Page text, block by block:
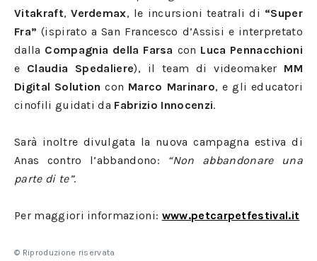
Vitakraft,Verdemax, le incursioni teatrali di “Super
Fra” (ispirato a San Francesco d’Assisi e interpretato
dalla Compagnia della Farsa con Luca Pennacchioni
e Claudia Spedaliere), il team di videomaker MM
Digital Solution con Marco Marinaro, e gli educatori
cinofili guidati da Fabrizio Innocenzi.
Sarà inoltre divulgata la nuova campagna estiva di
Anas contro l’abbandono: “Non abbandonare una
parte di te”.
Per maggiori informazioni: www.petcarpetfestival.it
© Riproduzione riservata